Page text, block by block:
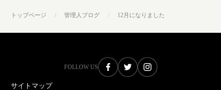
トップページ 管理人ブログ 12月になりました
FOLLOW US
サイトマップ